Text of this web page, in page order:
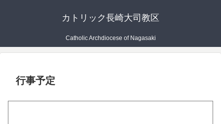
カトリック長崎大司教区
Catholic Archdiocese of Nagasaki
行事予定